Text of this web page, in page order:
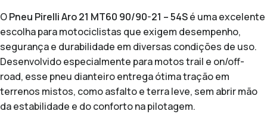
OPneu Pirelli Aro 21 MT60 90/90-21 – 54Sé uma excelente
escolha para motociclistas que exigem desempenho,
segurança e durabilidade em diversas condições de uso.
Desenvolvido especialmente para motos trail e on/off-
road, esse pneu dianteiro entrega ótima tração em
terrenos mistos, como asfalto e terra leve, sem abrir mão
da estabilidade e do conforto na pilotagem.